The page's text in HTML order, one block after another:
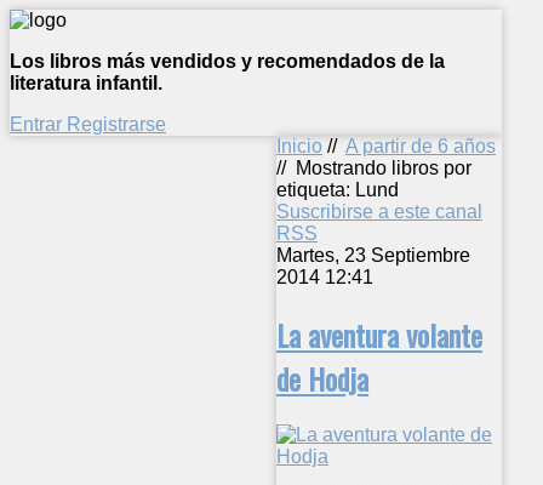
Los libros más vendidos y recomendados de la
literatura infantil.
Entrar Registrarse
Inicio // A partir de 6 años
// Mostrando libros por
etiqueta: Lund
Suscribirse a este canal
RSS
Martes, 23 Septiembre
2014 12:41
La aventura volante
de Hodja